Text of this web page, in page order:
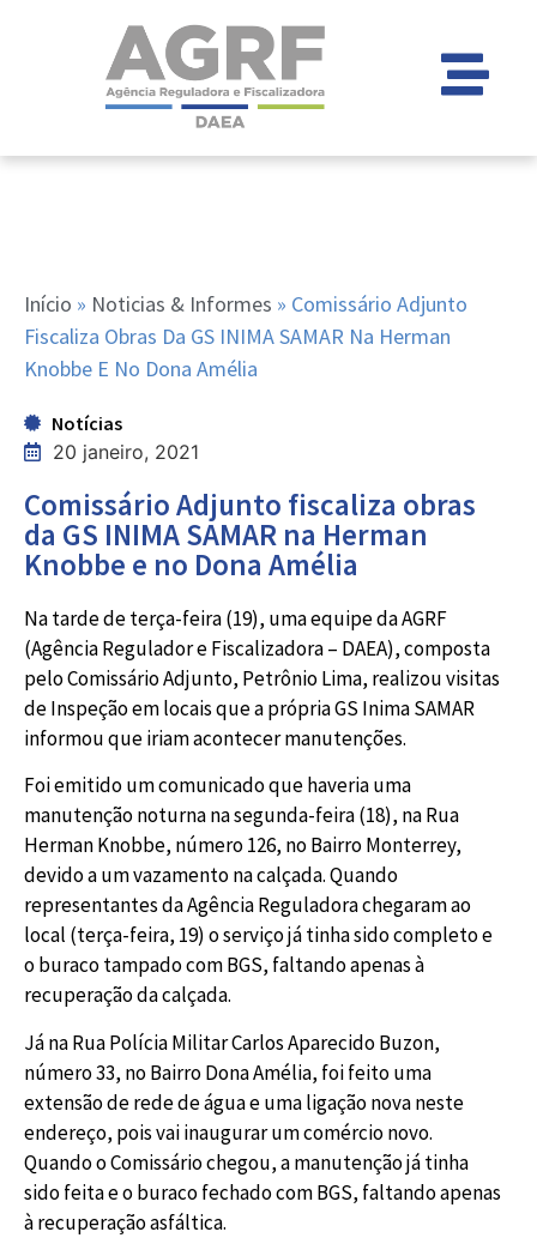
Início » Noticias & Informes » Comissário Adjunto
Fiscaliza Obras Da GS INIMA SAMAR Na Herman
Knobbe E No Dona Amélia
Notícias
20 janeiro, 2021
Comissário Adjunto fiscaliza obras
da GS INIMA SAMAR na Herman
Knobbe e no Dona Amélia
Na tarde de terça-feira (19), uma equipe da AGRF
(Agência Regulador e Fiscalizadora – DAEA), composta
pelo Comissário Adjunto, Petrônio Lima, realizou visitas
de Inspeção em locais que a própria GS Inima SAMAR
informou que iriam acontecer manutenções.
Foi emitido um comunicado que haveria uma
manutenção noturna na segunda-feira (18), na Rua
Herman Knobbe, número 126, no Bairro Monterrey,
devido a um vazamento na calçada. Quando
representantes da Agência Reguladora chegaram ao
local (terça-feira, 19) o serviço já tinha sido completo e
o buraco tampado com BGS, faltando apenas à
recuperação da calçada.
Já na Rua Polícia Militar Carlos Aparecido Buzon,
número 33, no Bairro Dona Amélia, foi feito uma
extensão de rede de água e uma ligação nova neste
endereço, pois vai inaugurar um comércio novo.
Quando o Comissário chegou, a manutenção já tinha
sido feita e o buraco fechado com BGS, faltando apenas
à recuperação asfáltica.